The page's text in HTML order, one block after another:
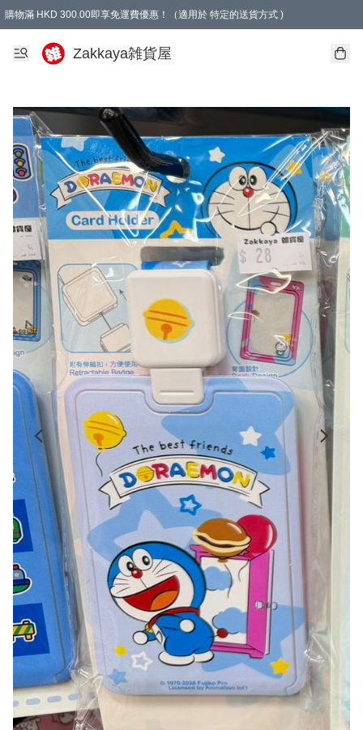
購物滿 HKD 300.00即享免運費優惠！（適用於 特定的送貨方式 )
Zakkaya雑貨屋